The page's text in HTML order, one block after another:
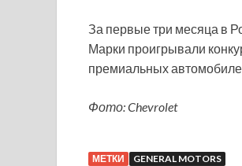
За первые три месяца в
Марки проигрывали
премиальных
Фото: Chevrolet
МЕТКИ GENERAL MOTORS